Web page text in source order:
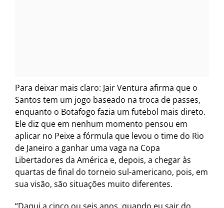
Para deixar mais claro: Jair Ventura afirma que o
Santos tem um jogo baseado na troca de passes,
enquanto o Botafogo fazia um futebol mais direto.
Ele diz que em nenhum momento pensou em
aplicar no Peixe a fórmula que levou o time do Rio
de Janeiro a ganhar uma vaga na Copa
Libertadores da América e, depois, a chegar às
quartas de final do torneio sul-americano, pois, em
sua visão, são situações muito diferentes.